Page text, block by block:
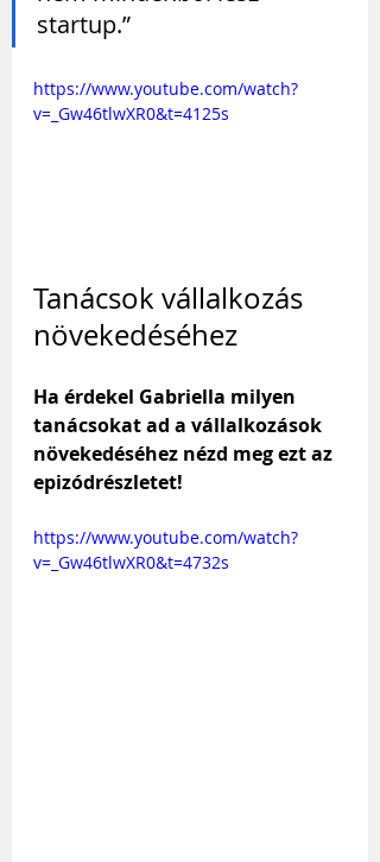
startup.”
https://www.youtube.com/watch?
v=_Gw46tlwXR0&t=4125s
Tanácsok vállalkozás
növekedéséhez
Ha érdekel Gabriella milyen
tanácsokat ad a vállalkozások
növekedéséhez nézd meg ezt az
epizódrészletet!
https://www.youtube.com/watch?
v=_Gw46tlwXR0&t=4732s